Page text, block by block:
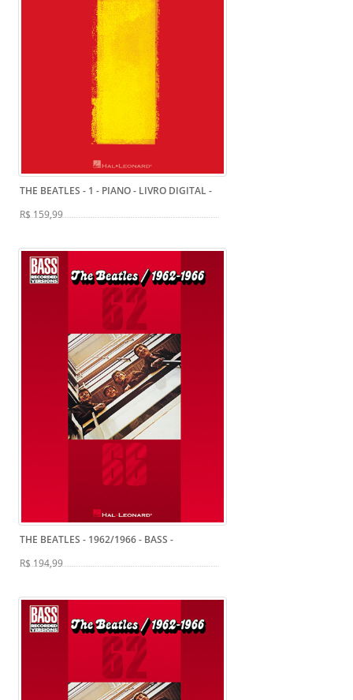
THE BEATLES - 1 - PIANO - LIVRO DIGITAL-
R$ 159,99
THE BEATLES - 1962/1966 - BASS -
R$ 194,99